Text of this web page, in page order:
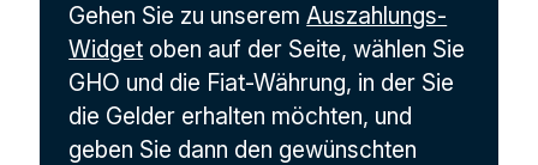
Gehen Sie zu unseremAuszahlungs-
Widget oben auf der Seite, wählen Sie
GHO und die Fiat-Währung, in der Sie
die Gelder erhalten möchten, und
geben Sie dann den gewünschten